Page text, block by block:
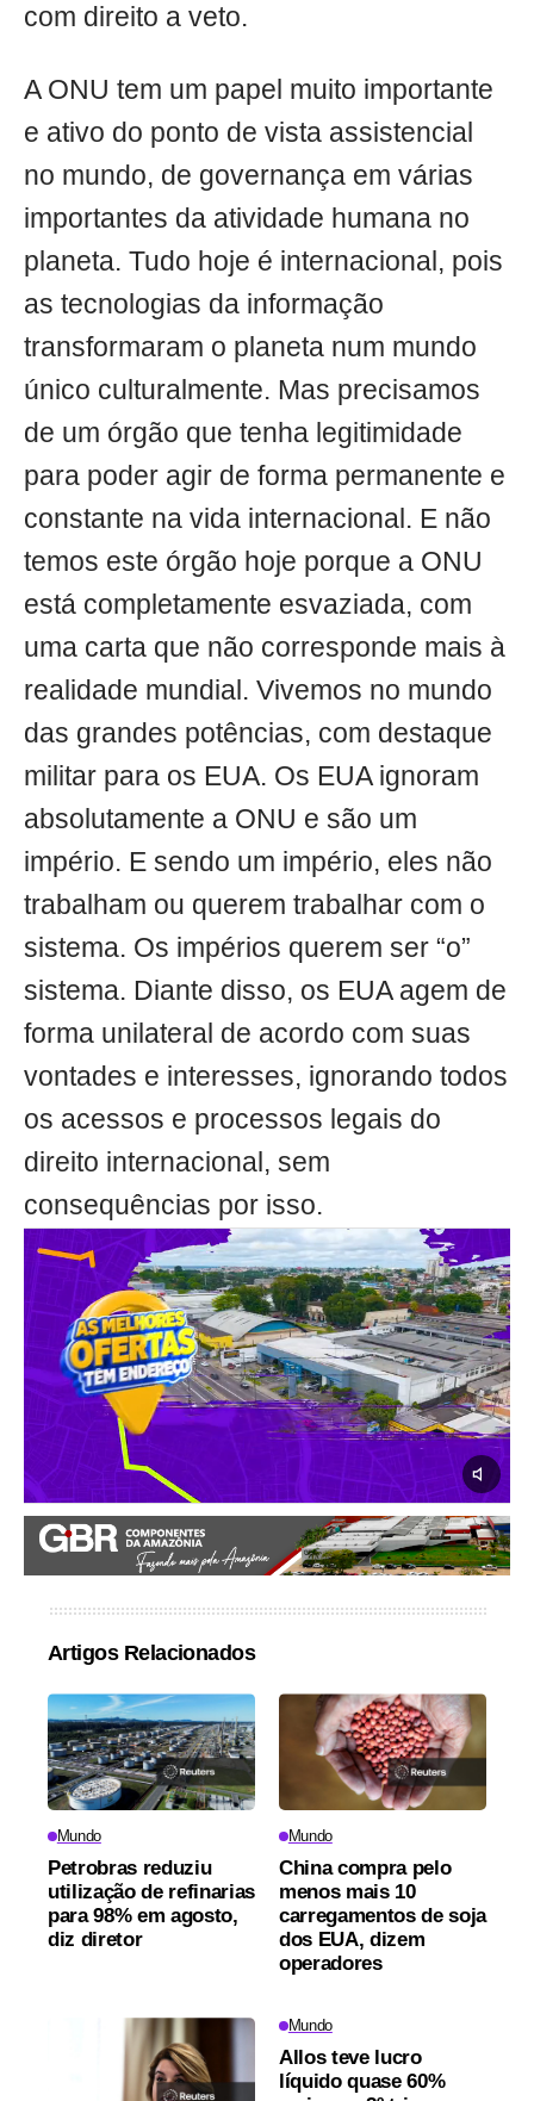
com direito a veto.
A ONU tem um papel muito importante
e ativo do ponto de vista assistencial
no mundo, de governança em várias
importantes da atividade humana no
planeta. Tudo hoje é internacional, pois
as tecnologias da informação
transformaram o planeta num mundo
único culturalmente. Mas precisamos
de um órgão que tenha legitimidade
para poder agir de forma permanente e
constante na vida internacional. E não
temos este órgão hoje porque a ONU
está completamente esvaziada, com
uma carta que não corresponde mais à
realidade mundial. Vivemos no mundo
das grandes potências, com destaque
militar para os EUA. Os EUA ignoram
absolutamente a ONU e são um
império. E sendo um império, eles não
trabalham ou querem trabalhar com o
sistema. Os impérios querem ser “o”
sistema. Diante disso, os EUA agem de
forma unilateral de acordo com suas
vontades e interesses, ignorando todos
os acessos e processos legais do
direito internacional, sem
consequências por isso.
Artigos Relacionados
Mundo
Petrobras reduziu
utilização de refinarias
para 98% em agosto,
diz diretor
Mundo
China compra pelo
menos mais 10
carregamentos de soja
dos EUA, dizem
operadores
Mundo
Allos teve lucro
líquido quase 60%